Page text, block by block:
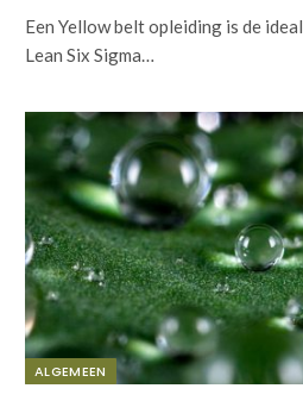
Een Yellow belt opleiding is de
Lean Six Sigma…
ALGEMEEN